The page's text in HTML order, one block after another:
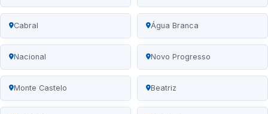
Cabral Água Branca
Nacional Novo Progresso
Monte Castelo Beatriz